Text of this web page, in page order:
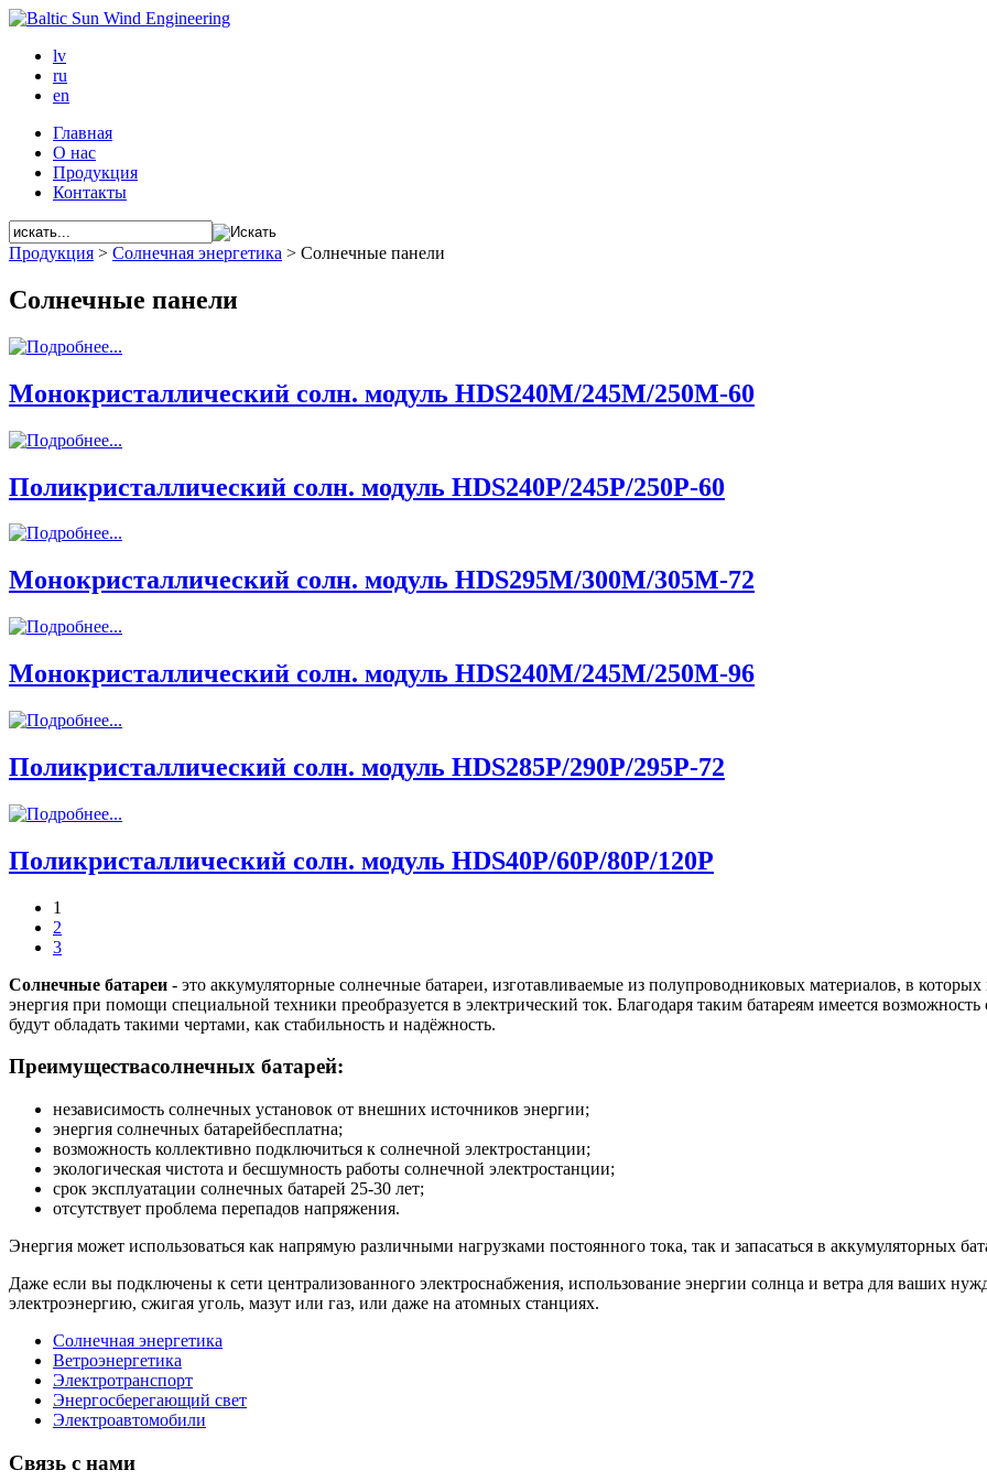
lv
ru
en
Главная
О нас
Продукция
Контакты
Продукция > Солнечная энергетика > Солнечные панели
Солнечные панели
Монокристаллический солн. модуль HDS240M/245M/250M-60
Поликристаллический солн. модуль HDS240P/245P/250P-60
Монокристаллический солн. модуль HDS295M/300M/305M-72
Монокристаллический солн. модуль HDS240M/245M/250M-96
Поликристаллический солн. модуль HDS285P/290P/295P-72
Поликристаллический солн. модуль HDS40P/60P/80P/120P
1
2
3
Солнечные батареи - это аккумуляторные солнечные батареи, изготавливаемые из полупроводниковых материалов, в которых
энергия при помощи специальной техники преобразуется в электрический ток. Благодаря таким батареям имеется
будут обладать такими чертами, как стабильность и надёжность.
Преимуществaсолнечныx батарей:
независимость солнечных установок от внешних источников энергии;
энергия солнечных батарейбесплатнa;
возможность коллективно подключиться к солнечной электростанции;
экологическая чистота и бесшумность работы солнечной электростанции;
срок эксплуатации солнечных батарей 25-30 лет;
отсутствует проблема перепадов напряжения.
Энергия может использоваться как напрямую различными нагрузками постоянного тока, так и запасаться в аккумуляторных
Даже если вы подключены к сети централизованного электроснабжения, использование энергии солнца и ветра для ваших
электроэнергию, сжигая уголь, мазут или газ, или даже на атомных станциях.
Солнечная энергетика
Ветроэнергетика
Электротранспорт
Энергосберегающий свет
Электроавтомобили
Связь с нами